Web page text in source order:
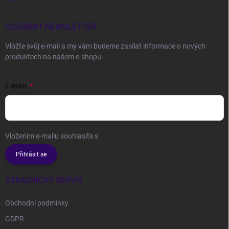
ODEBÍRAT NEWSLETTER
Vložte svůj e-mail a my vám budeme zasílat informace o nových
produktech na našem e-shopu.
E-MAIL
Vložením e-mailu souhlasíte s
Přihlásit se
ZÁKAZNICKÝ SERVIS
Obchodní podmínky
GDPR